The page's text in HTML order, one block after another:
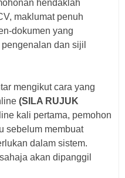
hendaklah
maklumat penuh
dokumen yang
dan sijil
mengikut cara yang
(SILA RUJUK
kali pertama, pemohon
sebelum membuat
dalam sistem.
akan dipanggil